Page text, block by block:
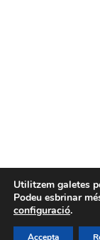
Utilitzem galetes
Podeu esbrinar
configuració.
Accepta